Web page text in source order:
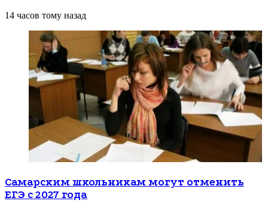
14 часов тому назад
Самарским школьникам могут отменить
ЕГЭ с 2027 года